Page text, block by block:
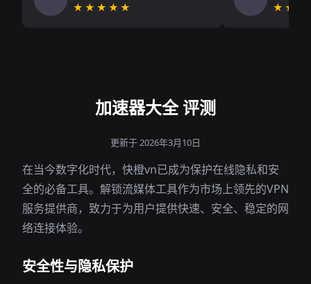
★★★★★
加速器大全 评测
更新于 2026年3月10日
在当今数字化时代，快橙vn已成为保护在线隐私和安
全的必备工具。解锁流媒体工具作为市场上领先的VPN
服务提供商，致力于为用户提供快速、安全、稳定的网
络连接体验。
安全性与隐私保护